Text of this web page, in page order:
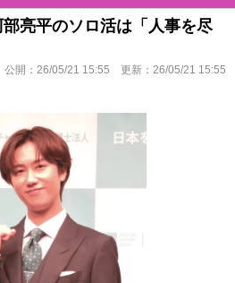
亮平のソロ活は「人事を尽
公開： 26/05/21 15:55 更新： 26/05/21 15:55